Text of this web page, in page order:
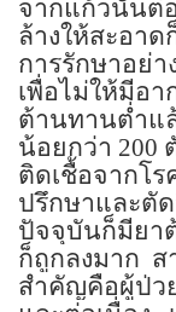
จากแก้วนั้นต่อ
ล้างให้สะอา
การรักษาอย่
เพื่อไม่ให้มีอ
ต้านทานต่ำแ
น้อยกว่า 200
ติดเชื้อจากโ
ปรึกษาและตั
ปัจจุบันก็มียา
ก็ถูกลงมาก ส
สำคัญคือผู้ป่ว